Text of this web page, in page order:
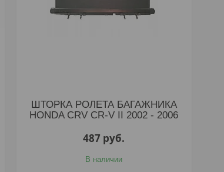
ШТОРКА РОЛЕТА БАГАЖНИКА
HONDA CRV CR-V II 2002 - 2006
487 руб.
В наличии